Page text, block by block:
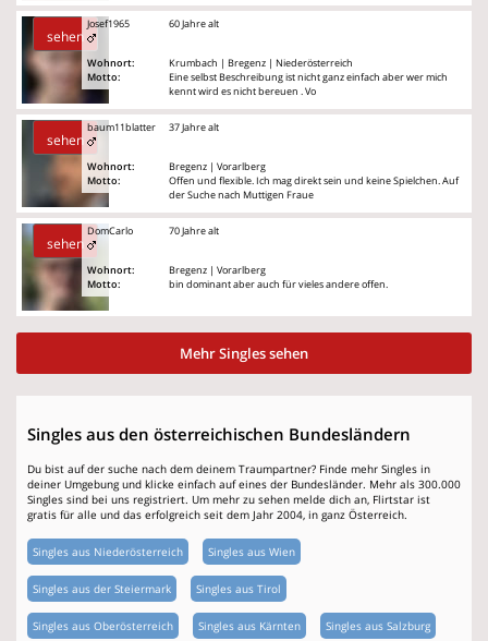
sehen
Josef1965
Wohnort:
Motto:
60 Jahre alt
Krumbach | Bregenz | Niederösterreich
Eine selbst Beschreibung ist nicht ganz einfach aber wer mich
kennt wird es nicht bereuen . Vo
sehen
baum11blatter
Wohnort:
Motto:
37 Jahre alt
Bregenz | Vorarlberg
Offen und flexible. Ich mag direkt sein und keine Spielchen. Auf
der Suche nach Muttigen Fraue
sehen
DomCarlo
Wohnort:
Motto:
70 Jahre alt
Bregenz | Vorarlberg
bin dominant aber auch für vieles andere offen.
Mehr Singles sehen
Singles aus den österreichischen Bundesländern
Du bist auf der suche nach dem deinem Traumpartner? Finde mehr Singles in
deiner Umgebung und klicke einfach auf eines der Bundesländer. Mehr als 300.000
Singles sind bei uns registriert. Um mehr zu sehen melde dich an, Flirtstar ist
gratis für alle und das erfolgreich seit dem Jahr 2004, in ganz Österreich.
Singles aus Niederösterreich Singles aus Wien
Singles aus der Steiermark Singles aus Tirol
Singles aus Oberösterreich Singles aus Kärnten Singles aus Salzburg